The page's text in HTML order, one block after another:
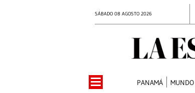
SÁBADO 08 AGOSTO 2026
PANAMÁ MUNDO